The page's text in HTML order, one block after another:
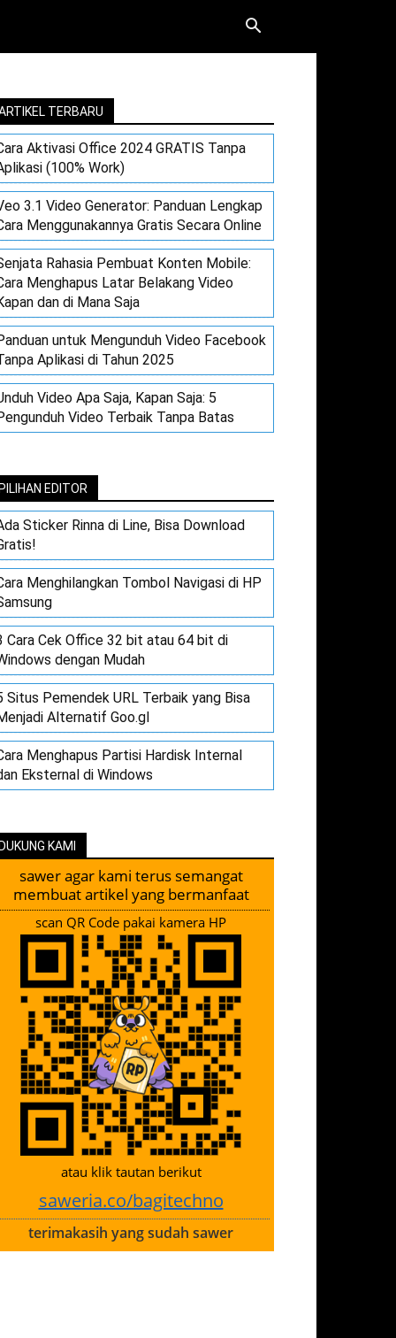
TERBARU
Aktivasi Office 2024 GRATIS Tanpa
(100% Work)
3.1 Video Generator: Panduan Lengkap
Menggunakannya Gratis Secara Online
Rahasia Pembuat Konten Mobile:
Menghapus Latar Belakang Video
dan di Mana Saja
untuk Mengunduh Video Facebook
Aplikasi di Tahun 2025
Video Apa Saja, Kapan Saja: 5
Video Terbaik Tanpa Batas
EDITOR
Sticker Rinna di Line, Bisa Download
Menghilangkan Tombol Navigasi di HP
Cara Cek Office 32 bit atau 64 bit di
dengan Mudah
Situs Pemendek URL Terbaik yang Bisa
Alternatif Goo.gl
Menghapus Partisi Hardisk Internal
Eksternal di Windows
KAMI
sawer agar kami terus semangat
membuat artikel yang bermanfaat
scan QR Code pakai kamera HP
atau klik tautan berikut
saweria.co/bagitechno
terimakasih yang sudah sawer